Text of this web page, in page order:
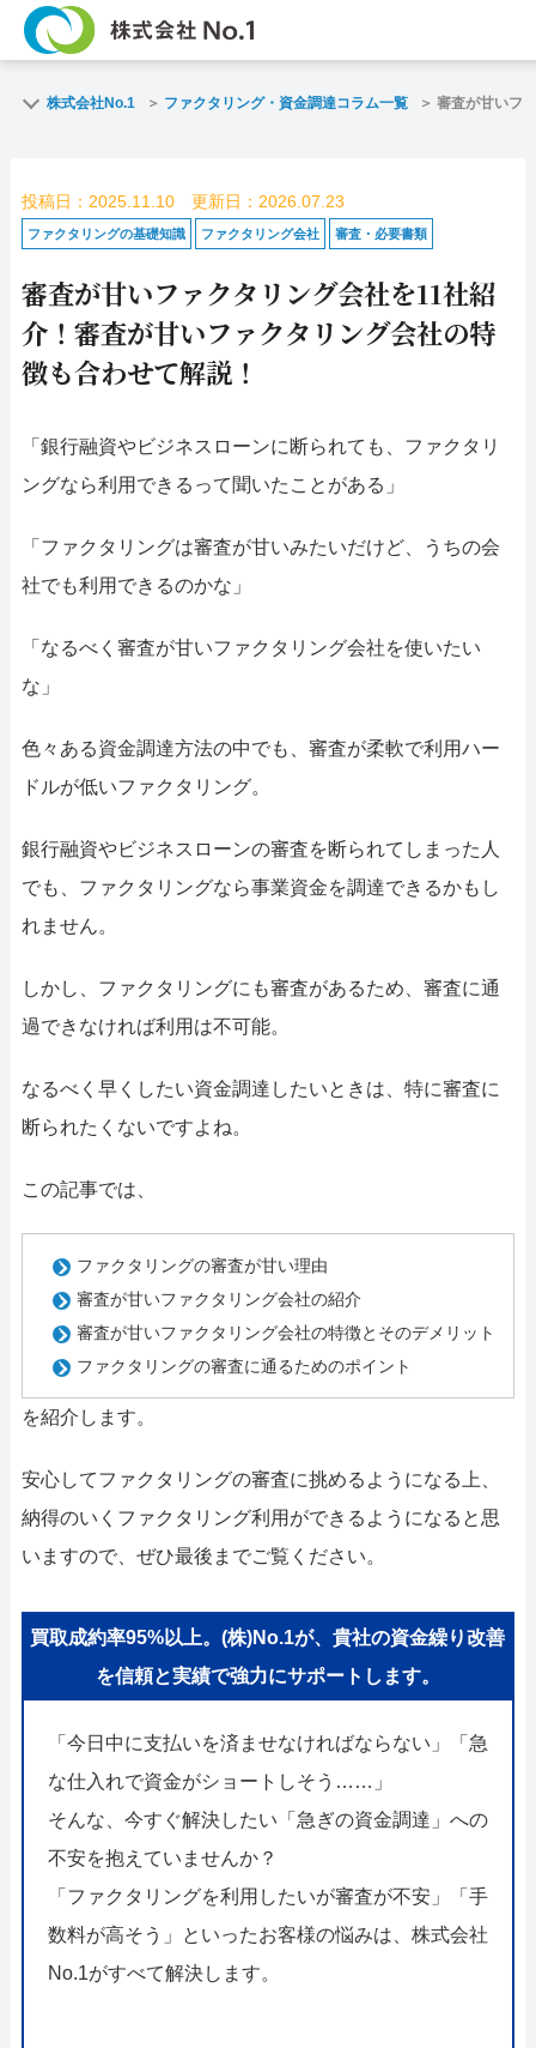
ファクタリングとは？
よくある質問 ファクタリング・資金
企業情報 お問い合わせ
名古屋支店HP 福岡支店HP
お問合せ
査定依頼
052-414-4107 092-
ファクタリングで即日資金調達するた
株式会社No.1 ファクタリング・資金調達コラム一覧 審査が甘いフ
投稿日：2025.11.10 更新日：2026.07.23
ファクタリングの基礎知識 ファクタリング会社 審査・必要書類
審査が甘いファクタリング会社を11社紹
介！審査が甘いファクタリング会社の特
徴も合わせて解説！
「銀行融資やビジネスローンに断られても、ファクタリ
ングなら利用できるって聞いたことがある」
「ファクタリングは審査が甘いみたいだけど、うちの会
社でも利用できるのかな」
「なるべく審査が甘いファクタリング会社を使いたい
な」
色々ある資金調達方法の中でも、審査が柔軟で利用ハー
ドルが低いファクタリング。
銀行融資やビジネスローンの審査を断られてしまった人
でも、ファクタリングなら事業資金を調達できるかもし
れません。
しかし、ファクタリングにも審査があるため、審査に通
過できなければ利用は不可能。
なるべく早くしたい資金調達したいときは、特に審査に
断られたくないですよね。
この記事では、
ファクタリングの審査が甘い理由
審査が甘いファクタリング会社の紹介
審査が甘いファクタリング会社の特徴とそのデメリット
ファクタリングの審査に通るためのポイント
を紹介します。
安心してファクタリングの審査に挑めるようになる上、
納得のいくファクタリング利用ができるようになると思
いますので、ぜひ最後までご覧ください。
買取成約率95%以上。(株)No.1が、貴社の資金繰り改善
を信頼と実績で強力にサポートします。
「今日中に支払いを済ませなければならない」「急
な仕入れで資金がショートしそう……」
そんな、今すぐ解決したい「急ぎの資金調達」への
不安を抱えていませんか？
「ファクタリングを利用したいが審査が不安」「手
数料が高そう」といったお客様の悩みは、株式会社
No.1がすべて解決します。